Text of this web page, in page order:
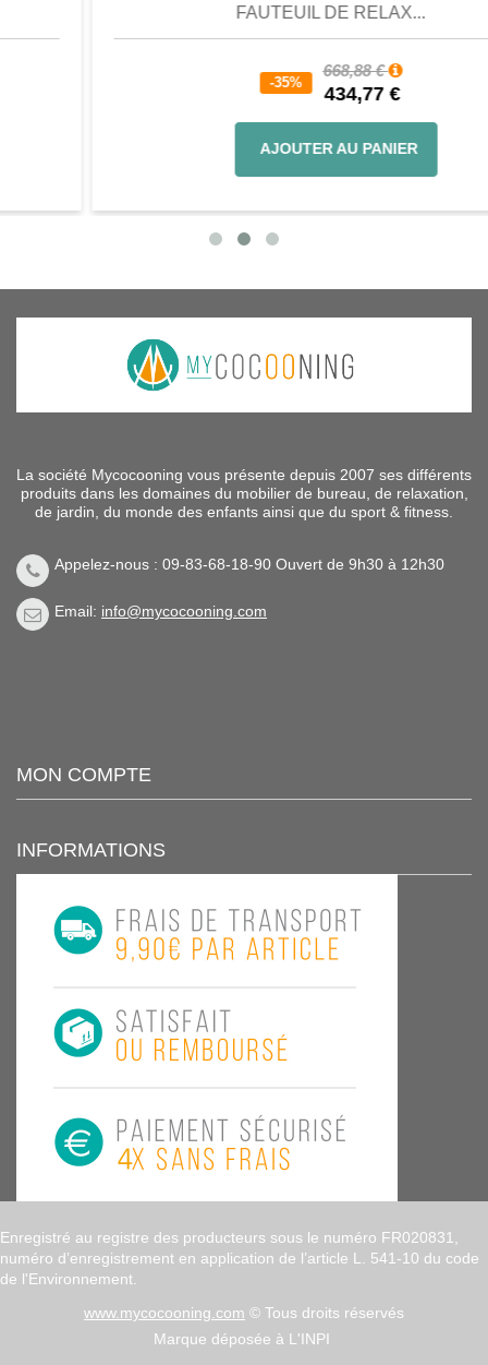
FAUTEUIL DE RELAX...
668,88 €
434,77 €
AJOUTER AU PANIER
La société Mycocooning vous présente depuis 2007 ses différents
produits dans les domaines du mobilier de bureau, de relaxation,
de jardin, du monde des enfants ainsi que du sport & fitness.
Appelez-nous : 09-83-68-18-90 Ouvert de 9h30 à 12h30
Email: info@mycocooning.com
MON COMPTE
INFORMATIONS
Enregistré au registre des producteurs sous le numéro FR020831,
numéro d’enregistrement en application de l’article L. 541-10 du code
de l'Environnement.
www.mycocooning.com © Tous droits réservés
Marque déposée à L'INPI